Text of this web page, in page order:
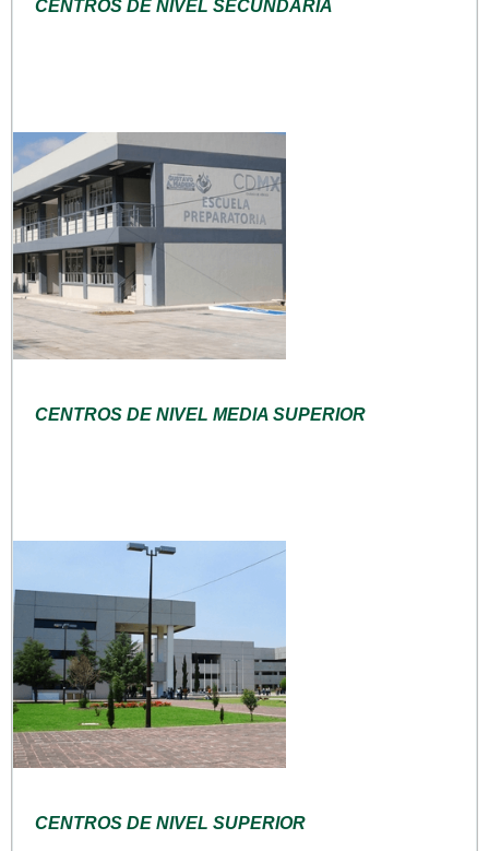
CENTROS DE NIVEL SECUNDARIA
CENTROS DE NIVEL MEDIA SUPERIOR
CENTROS DE NIVEL SUPERIOR